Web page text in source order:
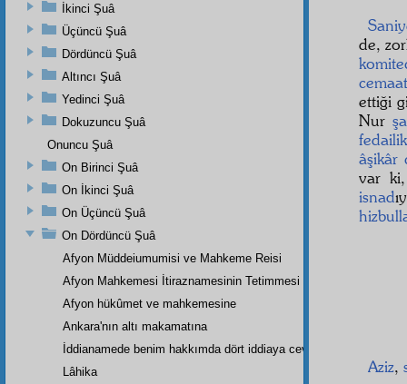
de,
cemaat
ettiği
Nur
fedailik
âşikâr
var
isnad
Aziz,
İkinci Şuâ
Üçüncü Şuâ
Dördüncü Şuâ
Altıncı Şuâ
Yedinci Şuâ
Dokuzuncu Şuâ
Onuncu Şuâ
On Birinci Şuâ
On İkinci Şuâ
On Üçüncü Şuâ
On Dördüncü Şuâ
Afyon Müddeiumumisi ve Mahkeme Reisi
Afyon Mahkemesi İtiraznamesinin Tetimmesi
Afyon hükûmet ve mahkemesine
Ankara'nın altı makamatına
İddianamede benim hakkımda dört iddiaya cevap
Lâhika